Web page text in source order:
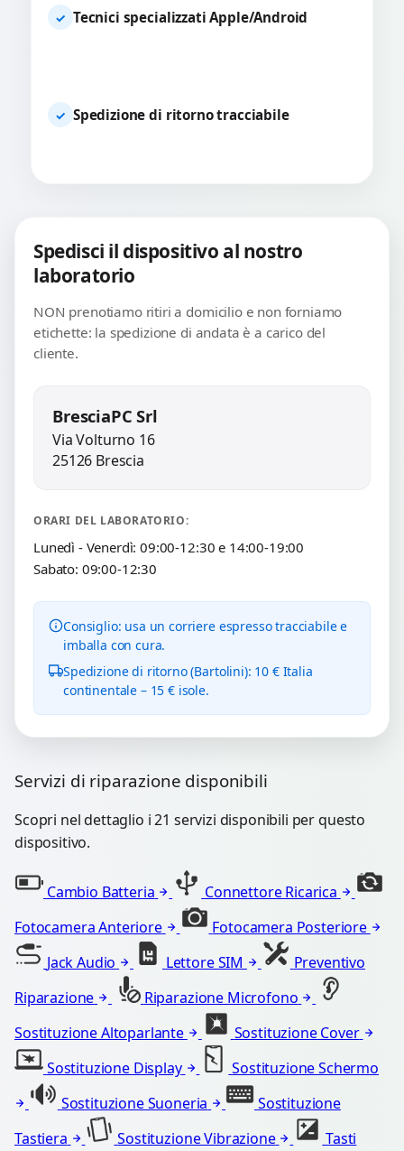
✓ Tecnici specializzati Apple/Android
✓ Spedizione di ritorno tracciabile
Spedisci il dispositivo al nostro
laboratorio
NON prenotiamo ritiri a domicilio e non forniamo
etichette: la spedizione di andata è a carico del
cliente.
BresciaPC Srl
Via Volturno 16
25126 Brescia
ORARI DEL LABORATORIO:
Lunedì - Venerdì: 09:00-12:30 e 14:00-19:00
Sabato: 09:00-12:30
Consiglio: usa un corriere espresso tracciabile e
imballa con cura.
Spedizione di ritorno (Bartolini): 10 € Italia
continentale – 15 € isole.
Servizi di riparazione disponibili
Scopri nel dettaglio i 21 servizi disponibili per questo
dispositivo.
Cambio Batteria
Connettore Ricarica
Fotocamera Anteriore
Fotocamera Posteriore
Jack Audio
Lettore SIM
Preventivo
Riparazione
Riparazione Microfono
Sostituzione Altoparlante
Sostituzione Cover
Sostituzione Display
Sostituzione Schermo
Sostituzione Suoneria
Sostituzione
Tastiera
Sostituzione Vibrazione
Tasti